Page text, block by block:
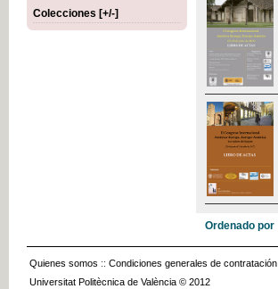
Colecciones [+/-]
Ordenado por
Quienes somos :: Condiciones generales de contratación
Universitat Politècnica de València © 2012